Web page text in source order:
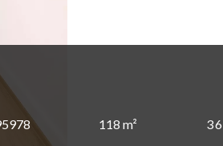
118 m² 3